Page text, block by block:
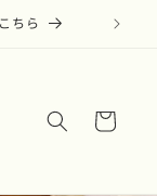
ちら
ー